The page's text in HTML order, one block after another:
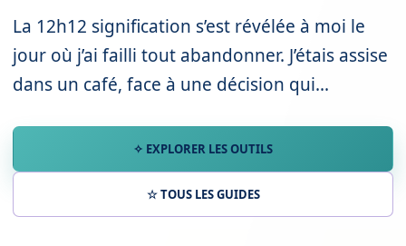
La 12h12 signification s’est révélée à moi le
jour où j’ai failli tout abandonner. J’étais assise
dans un café, face à une décision qui...
✧ EXPLORER LES OUTILS
☆ TOUS LES GUIDES